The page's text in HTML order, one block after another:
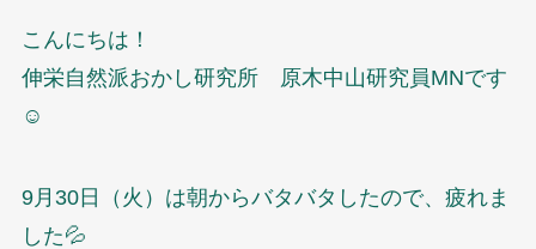
こんにちは！
伸栄自然派おかし研究所 原木中山研究員MNです
☺
9月30日（火）は朝からバタバタしたので、疲れま
した💦